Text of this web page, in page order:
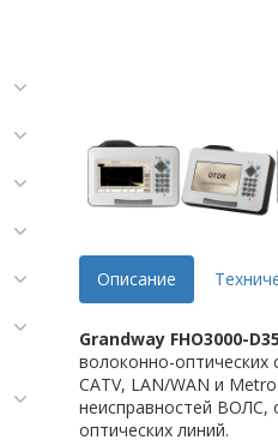
Описание
Grandway FHO3000-D35
волоконно-оптических
CATV, LAN/WAN и
неисправностей ВОЛС,
оптических линий.